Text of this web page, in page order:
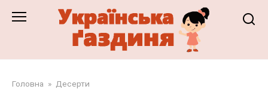
Головна » Десерти